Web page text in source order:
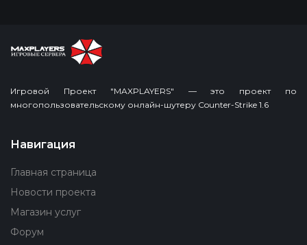
Игровой Проект "MAXPLAYERS" — это проект по
многопользовательскому онлайн-шутеру Counter-Strike 1.6
Навигация
Главная страница
Новости проекта
Магазин услуг
Форум